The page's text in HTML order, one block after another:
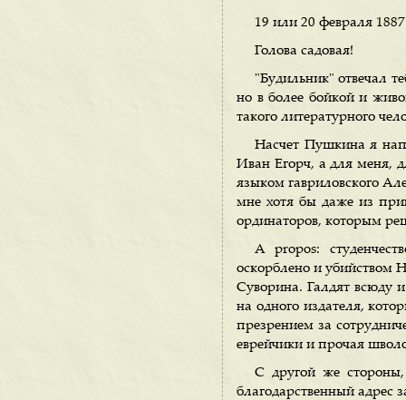
19 или 20 февраля
Голова садовая!
"Будильник" отвечал
но в более бойкой и
такого литературного
Насчет Пушкина я
Иван Егорч, а для меня,
языком гавриловского
мне хотя бы даже из
ординаторов, которым
A propos:
оскорблено и убийством
Суворина. Галдят всюду
на одного издателя,
презрением за
еврейчики и прочая
С другой же стороны,
благодарственный адрес